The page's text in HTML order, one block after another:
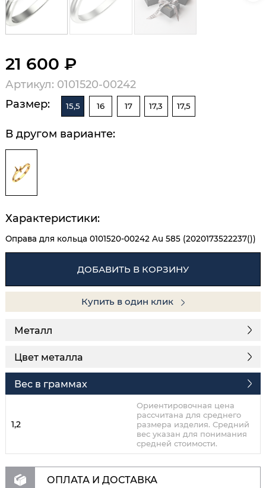
21 600 ₽
Артикул: 0101520-00242
Размер:
15,5 16 17 17,3 17,5
В другом варианте:
Характеристики:
Оправа для кольца 0101520-00242 Au 585 (2020173522237())
ДОБАВИТЬ В КОРЗИНУ
Купить в один клик
Металл
Цвет металла
Вес в граммах
1,2
Ориентировочная цена
рассчитана для среднего
размера изделия. Средний
вес указан для понимания
средней стоимости.
ОПЛАТА И ДОСТАВКА